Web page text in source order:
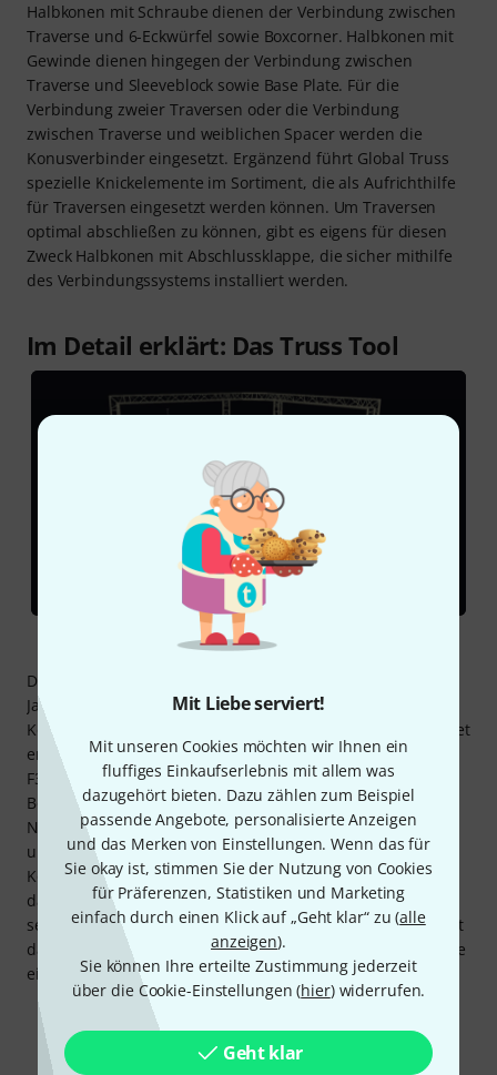
Mit Liebe serviert!
Mit unseren Cookies möchten wir Ihnen ein
fluffiges Einkaufserlebnis mit allem was
dazugehört bieten. Dazu zählen zum Beispiel
passende Angebote, personalisierte Anzeigen
und das Merken von Einstellungen. Wenn das für
Sie okay ist, stimmen Sie der Nutzung von Cookies
für Präferenzen, Statistiken und Marketing
einfach durch einen Klick auf „Geht klar“ zu (alle
anzeigen).
Sie können Ihre erteilte Zustimmung jederzeit
über die Cookie-Einstellungen (hier) widerrufen.
Geht klar
Halbkonen mit Schraube dienen der Verbindung zwischen
Traverse und 6-Eckwürfel sowie Boxcorner. Halbkonen mit
Gewinde dienen hingegen der Verbindung zwischen
Traverse und Sleeveblock sowie Base Plate. Für die
Verbindung zweier Traversen oder die Verbindung
zwischen Traverse und weiblichen Spacer werden die
Konusverbinder eingesetzt. Ergänzend führt Global Truss
spezielle Knickelemente im Sortiment, die als Aufrichthilfe
für Traversen eingesetzt werden können. Um Traversen
optimal abschließen zu können, gibt es eigens für diesen
Zweck Halbkonen mit Abschlussklappe, die sicher mithilfe
des Verbindungssystems installiert werden.
Im Detail erklärt: Das Truss Tool
Das erste TrussTool erschien im Jahr 2006 und war über
Jahre hinweg die erste Wahl, um schnell und einfach
Konstruktionen zu realisieren. Das neue TrussTool 3.0 bietet
erstmals 3D-Ansichten aller Bauteile aus den Serien F32,
F33 und F34, dazugehörig auch Spacer, Kreise und
Bodenplatten. Eine intuitive Benutzeroberfläche hilft allen
Nutzern dabei ihre Konstruktionen in sehr kurzer Zeit
umzusetzen. Mithilfe eines Benutzeraccounts können alle
Konstruktionen gespeichert werden, sodass zu jeder Zeit
darauf zurückgegriffen werden kann. Um die Ausmaße
seiner Konstruktion nicht aus den Augen zu verlieren, stellt
das TrussTool alle Abmessungen, das Gesamtgewicht sowie
eine detaillierte Bauteilliste bereit.